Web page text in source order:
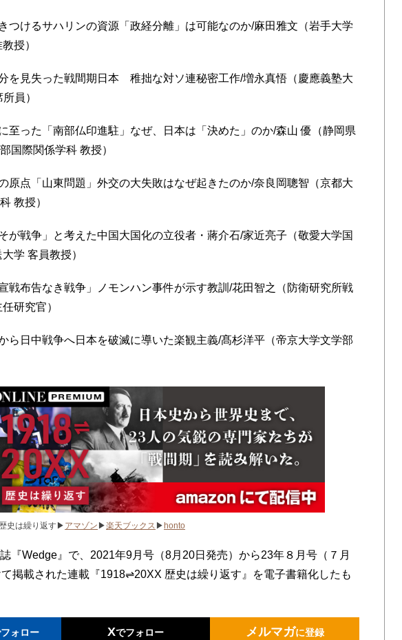
けるサハリンの資源「政経分離」は可能なのか/麻田雅文（岩手大学
授）
を見失った戦間期日本 稚拙な対ソ連秘密工作/増永真悟（慶應義塾大
員）
った「南部仏印進駐」なぜ、日本は「決めた」のか/森山 優（静岡県
国際関係学科 教授）
点「山東問題」外交の大失敗はなぜ起きたのか/奈良岡聰智（京都大
教授）
戦争」と考えた中国大国化の立役者・蔣介石/家近亮子（敬愛大学国
学 客員教授）
布告なき戦争」ノモンハン事件が示す教訓/花田智之（防衛研究所戦
研究官）
日中戦争へ日本を破滅に導いた楽観主義/髙杉洋平（帝京大学文学部
史は繰り返す▶ アマゾン ▶楽天ブックス ▶ honto
『Wedge』で、2021年9月号（8月20日発売）から23年８月号（７月
掲載された連載『1918⇌20XX 歴史は繰り返す』を電子書籍化したも
ォロー Xでフォロー メルマガに登録